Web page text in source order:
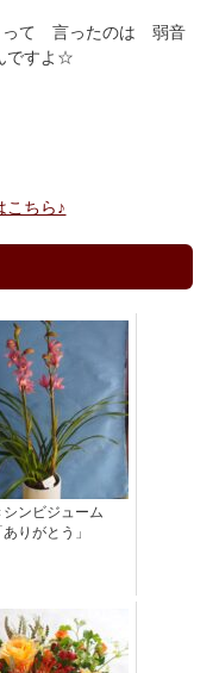
て 言ったのは 弱音
ですよ☆
ちら♪
シンビジューム
ありがとう」